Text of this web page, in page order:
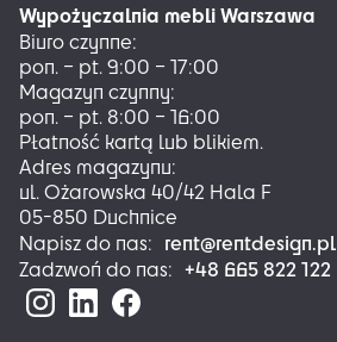
Wypożyczalnia mebli Warszawa
Biuro czynne:
pon. – pt. 9:00 – 17:00
Magazyn czynny:
pon. – pt. 8:00 – 16:00
Płatność kartą lub blikiem.
Adres magazynu:
ul. Ożarowska 40/42 Hala F
05-850 Duchnice
Napisz do nas: rent@rentdesign.pl
Zadzwoń do nas: +48 665 822 122